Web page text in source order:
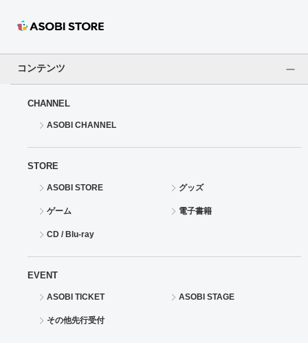
コンテンツ
CHANNEL
ASOBI CHANNEL
STORE
ASOBI STORE グッズ
ゲーム 電子書籍
CD / Blu-ray
EVENT
ASOBI TICKET ASOBI STAGE
その他先行受付